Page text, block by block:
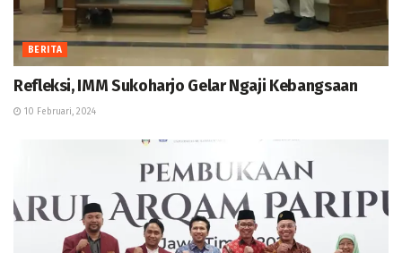
BERITA
Refleksi, IMM Sukoharjo Gelar Ngaji Kebangsaan
10 Februari, 2024